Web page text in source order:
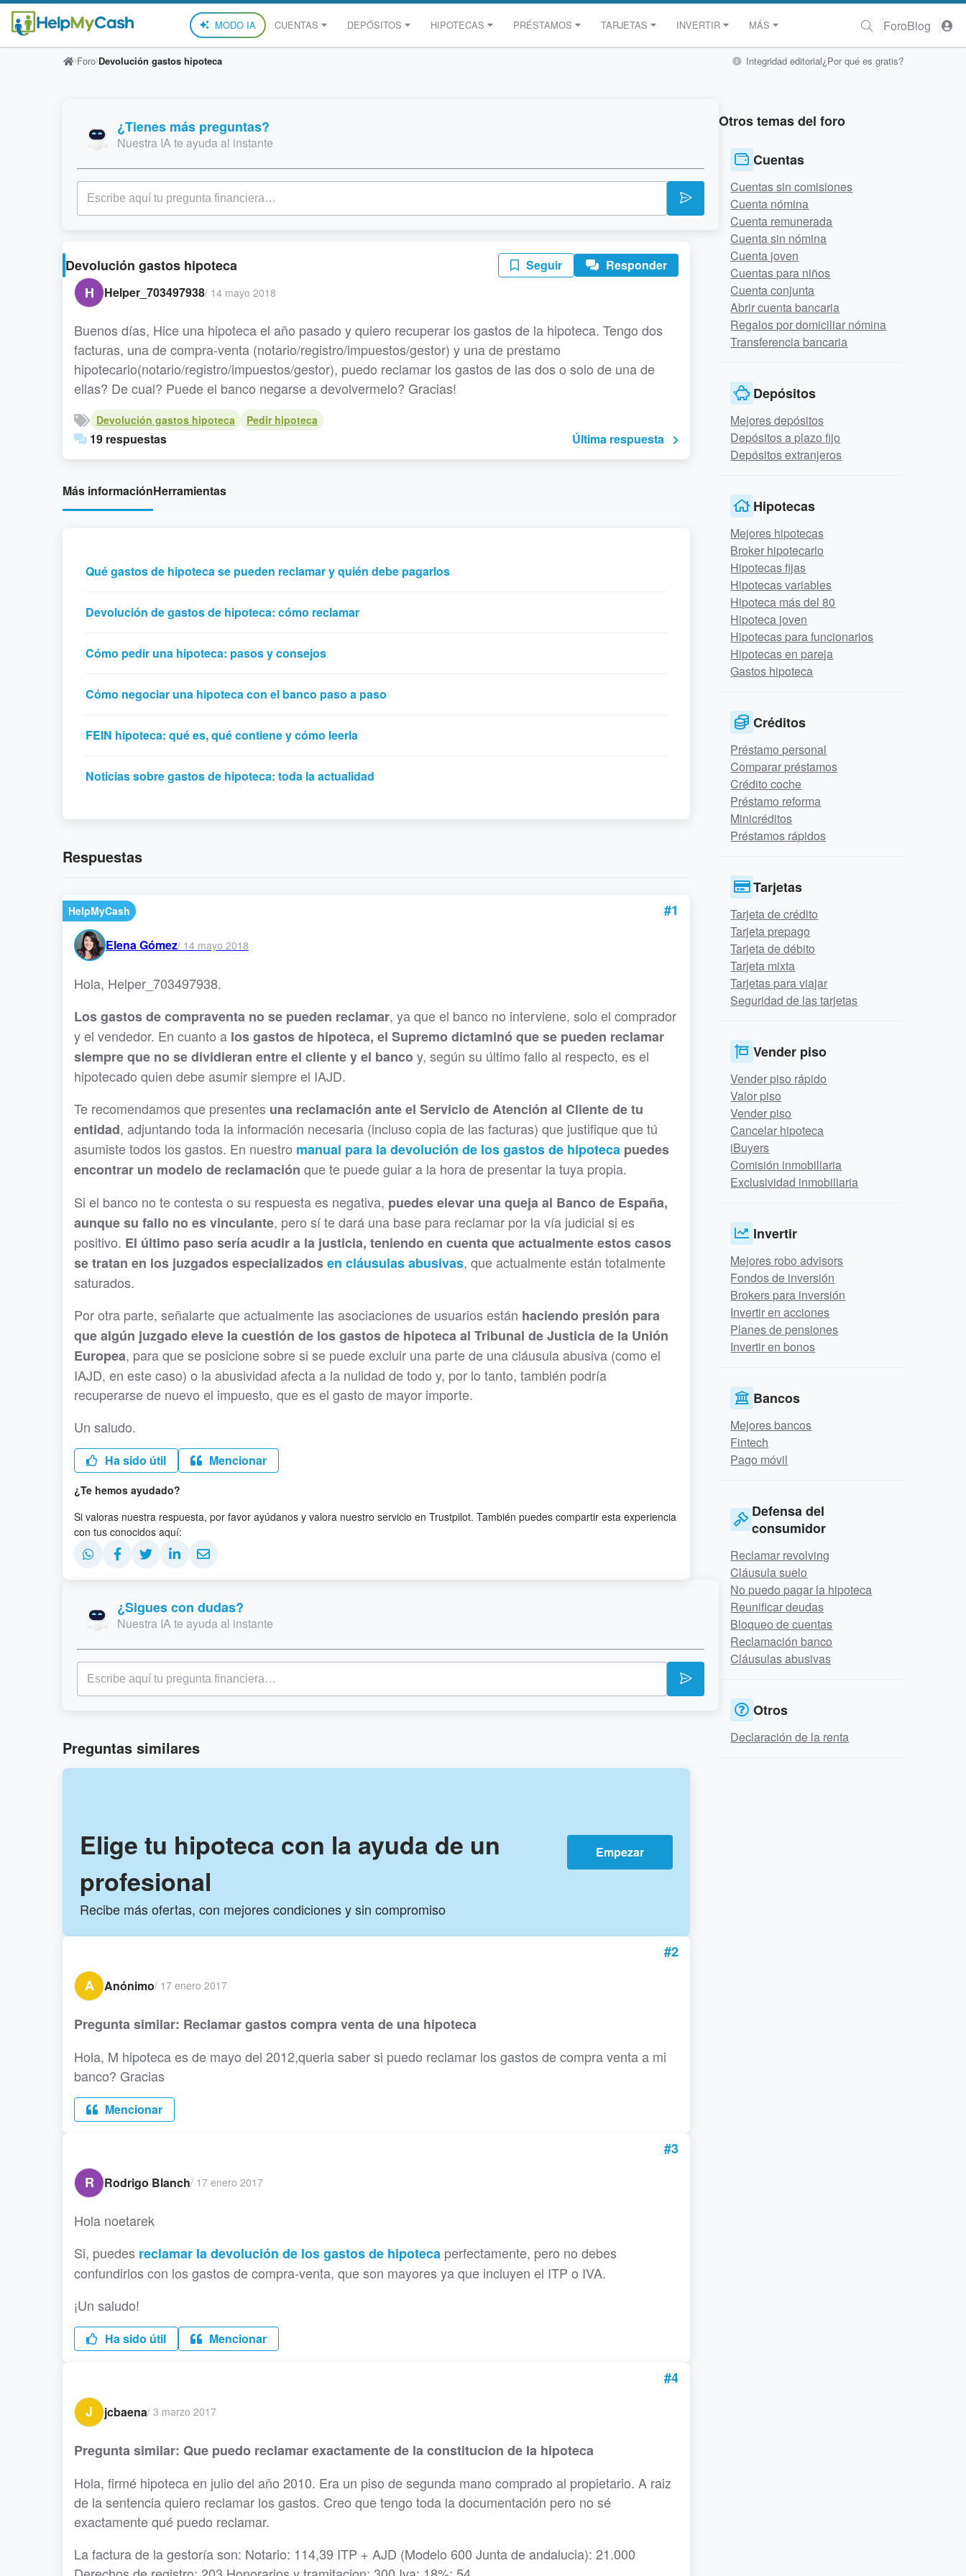
MODO IA CUENTAS DEPÓSITOS HIPOTECAS PRÉSTAMOS TARJETAS INVERTIR MÁS ForoBlog
Integridad editorial¿Por qué es gratis?
Foro Devolución gastos hipoteca
¿Tienes más preguntas?
Nuestra IA te ayuda al instante
Devolución gastos hipoteca Seguir Responder
H Helper_703497938/ 14 mayo 2018
Buenos días, Hice una hipoteca el año pasado y quiero recuperar los gastos de la hipoteca. Tengo dos
facturas, una de compra-venta (notario/registro/impuestos/gestor) y una de prestamo
hipotecario(notario/registro/impuestos/gestor), puedo reclamar los gastos de las dos o solo de una de
ellas? De cual? Puede el banco negarse a devolvermelo? Gracias!
Devolución gastos hipoteca Pedir hipoteca
19 respuestas Última respuesta
Más informaciónHerramientas
Qué gastos de hipoteca se pueden reclamar y quién debe pagarlos
Devolución de gastos de hipoteca: cómo reclamar
Cómo pedir una hipoteca: pasos y consejos
Cómo negociar una hipoteca con el banco paso a paso
FEIN hipoteca: qué es, qué contiene y cómo leerla
Noticias sobre gastos de hipoteca: toda la actualidad
Respuestas
HelpMyCash #1
Elena Gómez/ 14 mayo 2018
Hola, Helper_703497938.
Los gastos de compraventa no se pueden reclamar, ya que el banco no interviene, solo el comprador
y el vendedor. En cuanto a los gastos de hipoteca, el Supremo dictaminó que se pueden reclamar
siempre que no se dividieran entre el cliente y el bancoy, según su último fallo al respecto, es el
hipotecado quien debe asumir siempre el IAJD.
Te recomendamos que presentes una reclamación ante el Servicio de Atención al Cliente de tu
entidad, adjuntando toda la información necesaria (incluso copia de las facturas) que justifique que tú
asumiste todos los gastos. En nuestro manual para la devolución de los gastos de hipoteca puedes
encontrar un modelo de reclamación que te puede guiar a la hora de presentar la tuya propia.
Si el banco no te contesta o su respuesta es negativa, puedes elevar una queja al Banco de España,
aunque su fallo no es vinculante, pero sí te dará una base para reclamar por la vía judicial si es
positivo. El último paso sería acudir a la justicia, teniendo en cuenta que actualmente estos casos
se tratan en los juzgados especializadosen cláusulas abusivas, que actualmente están totalmente
saturados.
Por otra parte, señalarte que actualmente las asociaciones de usuarios están haciendo presión para
que algún juzgado eleve la cuestión de los gastos de hipoteca al Tribunal de Justicia de la Unión
Europea, para que se posicione sobre si se puede excluir una parte de una cláusula abusiva (como el
IAJD, en este caso) o la abusividad afecta a la nulidad de todo y, por lo tanto, también podría
recuperarse de nuevo el impuesto, que es el gasto de mayor importe.
Un saludo.
Ha sido útil Mencionar
¿Te hemos ayudado?
Si valoras nuestra respuesta, por favor ayúdanos y valora nuestro servicio en Trustpilot. También puedes compartir esta experiencia
con tus conocidos aquí:
¿Sigues con dudas?
Nuestra IA te ayuda al instante
Preguntas similares
Elige tu hipoteca con la ayuda de un
profesional
Recibe más ofertas, con mejores condiciones y sin compromiso
Empezar
#2
A
Anónimo/ 17 enero 2017
Pregunta similar: Reclamar gastos compra venta de una hipoteca
Hola, M hipoteca es de mayo del 2012,queria saber si puedo reclamar los gastos de compra venta a mi
banco? Gracias
Mencionar
#3
R
Rodrigo Blanch/ 17 enero 2017
Hola noetarek
Si, puedes reclamar la devolución de los gastos de hipoteca perfectamente, pero no debes
confundirlos con los gastos de compra-venta, que son mayores ya que incluyen el ITP o IVA.
¡Un saludo!
Ha sido útil Mencionar
#4
J
jcbaena/ 3 marzo 2017
Pregunta similar: Que puedo reclamar exactamente de la constitucion de la hipoteca
Hola, firmé hipoteca en julio del año 2010. Era un piso de segunda mano comprado al propietario. A raiz
de la sentencia quiero reclamar los gastos. Creo que tengo toda la documentación pero no sé
exactamente qué puedo reclamar.
La factura de la gestoría son: Notario: 114,39 ITP + AJD (Modelo 600 Junta de andalucia): 21.000
Otros temas del foro
Cuentas
Cuentas sin comisiones
Cuenta nómina
Cuenta remunerada
Cuenta sin nómina
Cuenta joven
Cuentas para niños
Cuenta conjunta
Abrir cuenta bancaria
Regalos por domiciliar nómina
Transferencia bancaria
Depósitos
Mejores depósitos
Depósitos a plazo fijo
Depósitos extranjeros
Hipotecas
Mejores hipotecas
Broker hipotecario
Hipotecas fijas
Hipotecas variables
Hipoteca más del 80
Hipoteca joven
Hipotecas para funcionarios
Hipotecas en pareja
Gastos hipoteca
Créditos
Préstamo personal
Comparar préstamos
Crédito coche
Préstamo reforma
Minicréditos
Préstamos rápidos
Tarjetas
Tarjeta de crédito
Tarjeta prepago
Tarjeta de débito
Tarjeta mixta
Tarjetas para viajar
Seguridad de las tarjetas
Vender piso
Vender piso rápido
Valor piso
Vender piso
Cancelar hipoteca
iBuyers
Comisión inmobiliaria
Exclusividad inmobiliaria
Invertir
Mejores robo advisors
Fondos de inversión
Brokers para inversión
Invertir en acciones
Planes de pensiones
Invertir en bonos
Bancos
Mejores bancos
Fintech
Pago móvil
Defensa del
consumidor
Reclamar revolving
Cláusula suelo
No puedo pagar la hipoteca
Reunificar deudas
Bloqueo de cuentas
Reclamación banco
Cláusulas abusivas
Otros
Declaración de la renta